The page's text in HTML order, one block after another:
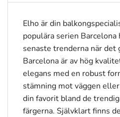
Elho är din
populära serien
senaste trenderna när det
Barcelona är av hög
elegans med en robust
stämning mot väggen
din favorit bland de
färgerna. Självklart finns